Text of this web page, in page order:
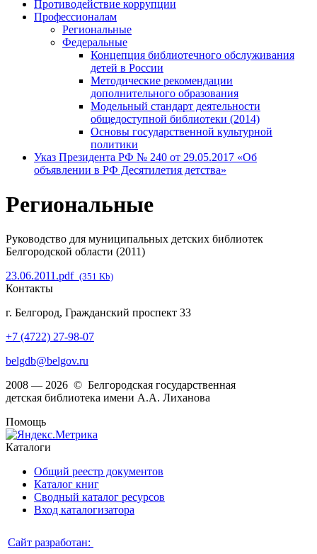
Противодействие коррупции
Профессионалам
Региональные
Федеральные
Концепция библиотечного обслуживания
детей в России
Методические рекомендации
дополнительного образования
Модельный стандарт деятельности
общедоступной библиотеки (2014)
Основы государственной культурной
политики
Указ Президента РФ № 240 от 29.05.2017 «Об
объявлении в РФ Десятилетия детства»
Региональные
Руководство для муниципальных детских библиотек
Белгородской области (2011)
23.06.2011.pdf (351 Kb)
Контакты
г. Белгород, Гражданский проспект 33
+7 (4722) 27-98-07
belgdb@belgov.ru
2008 — 2026 © Белгородская государственная
детская библиотека имени А.А. Лиханова
Помощь
Каталоги
Общий реестр документов
Каталог книг
Сводный каталог ресурсов
Вход каталогизатора
Сайт разработан: